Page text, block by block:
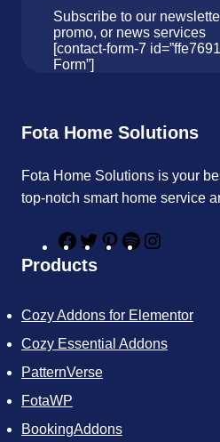
Subscribe to our
promo, or news services
[contact-form-7
Form”]
Fota Home Solutions
Fota Home Solutions is your
top-notch smart home service
F
a
c
o
k
T
w
e
P
r
s
S
p
f
g
a
Products
Cozy Addons for Elementor
Cozy Essential Addons
PatternVerse
FotaWP
BookingAddons